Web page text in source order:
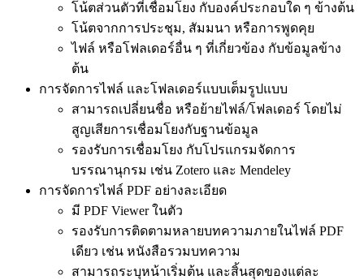
โน้ตส่วนตัวที่เชื่อมโยง กับองค์ประกอบใด ๆ ข้างต้น
โน้ตจากการประชุม, สัมมนา หรือการพูดคุย
ไฟล์ หรือโฟลเดอร์อื่น ๆ ที่เกี่ยวข้อง กับข้อมูลข้าง
ต้น
การจัดการไฟล์ และโฟลเดอร์แบบเต็มรูปแบบ
สามารถเปลี่ยนชื่อ หรือย้ายไฟล์/โฟลเดอร์ โดยไม่
สูญเสียการเชื่อมโยงกับฐานข้อมูล
รองรับการเชื่อมโยง กับโปรแกรมจัดการ
บรรณานุกรม เช่น Zotero และ Mendeley
การจัดการไฟล์ PDF อย่างละเอียด
มี PDF Viewer ในตัว
รองรับการติดตามหลายบทความภายในไฟล์ PDF
เดียว เช่น หนังสือรวมบทความ
สามารถระบุหน้าเริ่มต้น และสิ้นสุดของแต่ละ